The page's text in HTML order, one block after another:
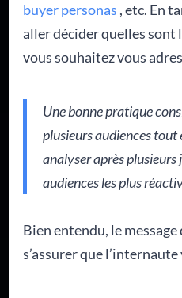
buyer personas , etc. En
aller décider quelles sont
vous souhaitez vous
Une bonne pratique
plusieurs audiences tout
analyser après plusieurs
audiences les plus
Bien entendu, le
s’assurer que